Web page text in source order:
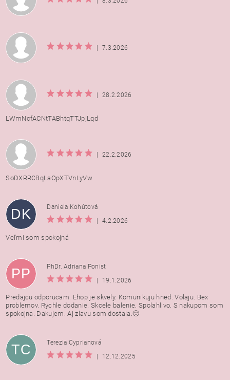
| 7.3.2026
| 28.2.2026
LWmNcfACNtTABhtqTTJpjLqd
| 22.2.2026
SoDXRRCBqLaOpXTVnLyVw
DK
Daniela Kohútová
|
4.2.2026
Veľmi som spokojná
PP
PhDr. Adriana Ponist
|
19.1.2026
Predajcu odporucam. Ehop je skvely. Komunikuju hned. Volaju. Bex
problemov. Rychle dodanie. Skcele balenie. Spolahlivo. S nakupom som
spokojna. Dakujem. Aj zlavu som dostala.🙂
TC
Terezia Cyprianová
|
12.12.2025